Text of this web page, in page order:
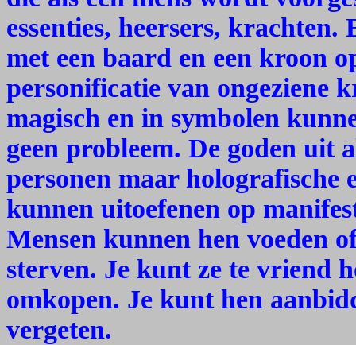
essenties, heersers,
met een baard en een kroon
personificatie van ongeziene
magisch en in symbolen
geen probleem. De goden uit
personen maar holografische
kunnen uitoefenen op
Mensen kunnen hen voeden
sterven. Je kunt ze te vriend
omkopen. Je kunt hen
vergeten.